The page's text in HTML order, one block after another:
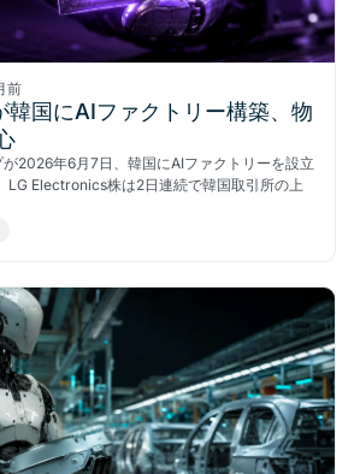
前
韓国にAIファクトリー構築、物
2026年6月7日、韓国にAIファクトリーを設立
LG Electronics株は2日連続で韓国取引所の上